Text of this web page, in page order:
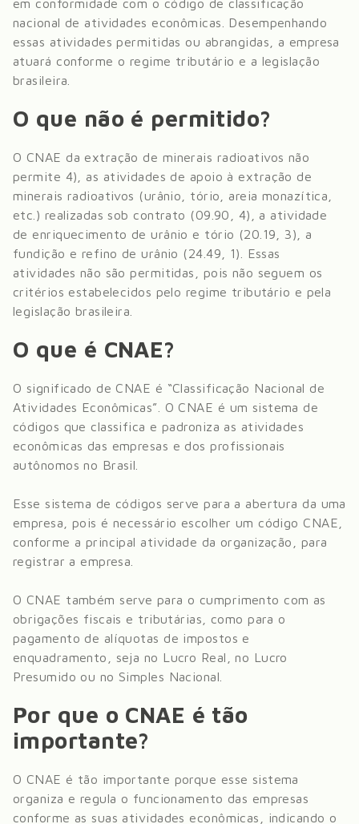
em conformidade com o código de classificação
nacional de atividades econômicas. Desempenhando
essas atividades permitidas ou abrangidas, a empresa
atuará conforme o regime tributário e a legislação
brasileira.
O que não é permitido?
O CNAE da extração de minerais radioativos não
permite 4), as atividades de apoio à extração de
minerais radioativos (urânio, tório, areia monazítica,
etc.) realizadas sob contrato (09.90, 4), a atividade
de enriquecimento de urânio e tório (20.19, 3), a
fundição e refino de urânio (24.49, 1) . Essas
atividades não são permitidas, pois não seguem os
critérios estabelecidos pelo regime tributário e pela
legislação brasileira.
O que é CNAE?
O significado de CNAE é “Classificação Nacional de
Atividades Econômicas”. O CNAE é um sistema de
códigos que classifica e padroniza as atividades
econômicas das empresas e dos profissionais
autônomos no Brasil.
Esse sistema de códigos serve para a abertura da uma
empresa, pois é necessário escolher um código CNAE,
conforme a principal atividade da organização, para
registrar a empresa.
O CNAE também serve para o cumprimento com as
obrigações fiscais e tributárias, como para o
pagamento de alíquotas de impostos e
enquadramento, seja no Lucro Real, no Lucro
Presumido ou no Simples Nacional.
Por que o CNAE é tão
importante?
O CNAE é tão importante porque esse sistema
organiza e regula o funcionamento das empresas
conforme as suas atividades econômicas, indicando o